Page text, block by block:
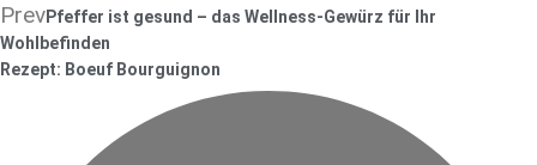
PrevPfeffer ist gesund – das Wellness-Gewürz für Ihr
Wohlbefinden
Rezept: Boeuf Bourguignon